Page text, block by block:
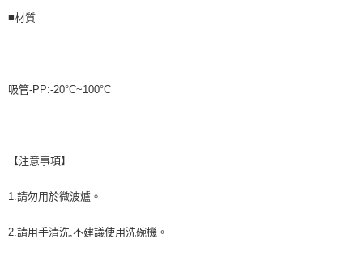
■材質
吸管-PP:-20°C~100°C
【注意事項】
1.請勿用於微波爐。
2.請用手清洗,不建議使用洗碗機。